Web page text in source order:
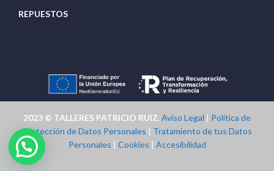
REPUESTOS
2023 © TALLERES PATRICIO RUIZ, Aviso Legal | Política de
Protección de Datos Personales | Tratamiento de tus Datos
Personales | Cookies | Accesibilidad